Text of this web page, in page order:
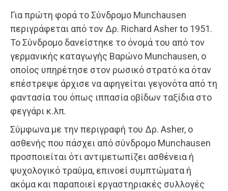
Για πρώτη φορά το Σύνδρομο Munchausen
περιγράφεται από τον Δρ. Richard Asher to 1951.
Το Σύνδρομο δανείστηκε το όνομά του από τον
γερμανικής καταγωγής Βαρώνο Munchausen, ο
οποίος υπηρέτησε στον ρωσικό στρατό κα όταν
επέστρεψε άρχισε να αφηγείται γεγονότα από τη
φαντασία του όπως ιππασία οβίδων ταξίδια στο
φεγγάρι κ.λπ.
Σύμφωνα με την περιγραφή του Δρ. Asher, ο
ασθενής που πάσχει από σύνδρομο Munchausen
προσποιείται ότι αντιμετωπίζει ασθένεια ή
ψυχολογικό τραύμα, επινοεί συμπτώματα ή
ακόμα και παραποιεί εργαστηριακές συλλογές